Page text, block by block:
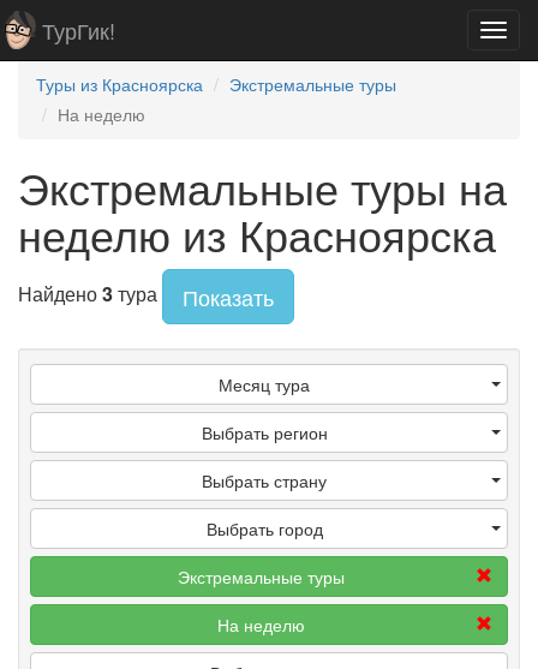
ТурГик!
Туры из Красноярска
Экстремальные туры
На неделю
Экстремальные туры на
неделю из Красноярска
Найдено3тура Показать
Месяц тура
Выбрать регион
Выбрать страну
Выбрать город
Экстремальные туры
На неделю